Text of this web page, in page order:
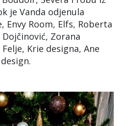
je Vanda odjenula
Envy Room, Elfs, Roberta
Dojčinović, Zorana
Krie designa, Ane